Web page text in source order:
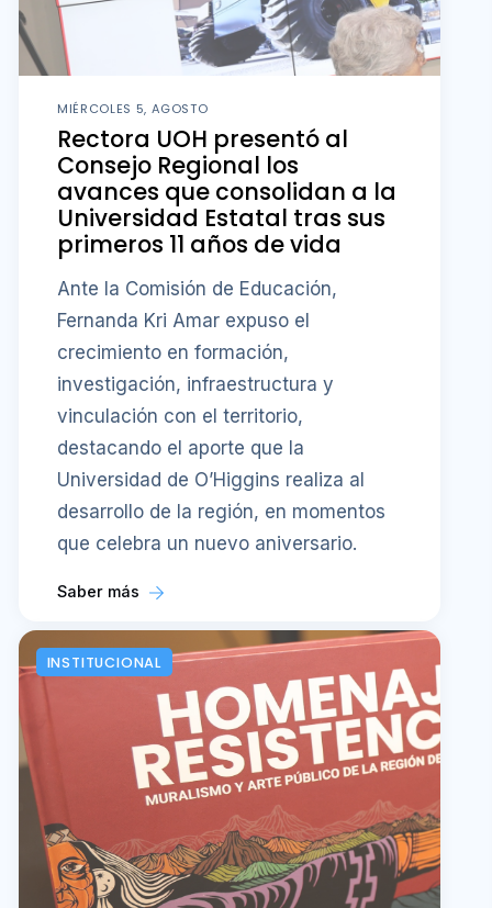
MIÉRCOLES 5, AGOSTO
Rectora UOH presentó al
Consejo Regional los
avances que consolidan a la
Universidad Estatal tras sus
primeros 11 años de vida
Ante la Comisión de Educación,
Fernanda Kri Amar expuso el
crecimiento en formación,
investigación, infraestructura y
vinculación con el territorio,
destacando el aporte que la
Universidad de O’Higgins realiza al
desarrollo de la región, en momentos
que celebra un nuevo aniversario.
Saber más
INSTITUCIONAL